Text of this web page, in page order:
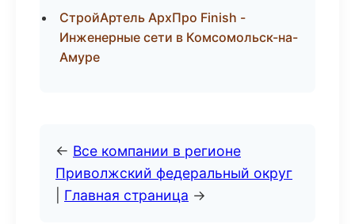
СтройАртель АрхПро Finish -
Инженерные сети в Комсомольск-на-
Амуре
← Все компании в регионе
Приволжский федеральный округ
Главная страница →